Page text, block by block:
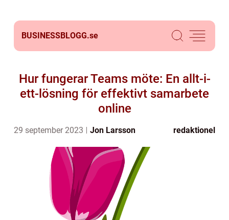
BUSINESSBLOGG.se
Hur fungerar Teams möte: En allt-i-
ett-lösning för effektivt samarbete
online
29 september 2023 Jon Larsson redaktionel